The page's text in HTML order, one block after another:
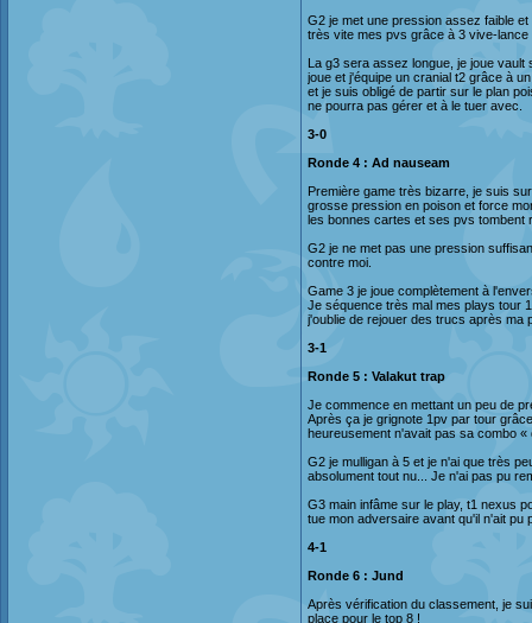
G2 je met une pression assez faible
très vite mes pvs grâce à 3 vive-
La g3 sera assez longue, je joue
joue et j'équipe un cranial t2 grâce à
et je suis obligé de partir sur le plan
ne pourra pas gérer et à le tuer avec.
3-0
Ronde 4 : Ad nauseam
Première game très bizarre, je suis
grosse pression en poison et force
les bonnes cartes et ses pvs tombent
G2 je ne met pas une pression
contre moi.
Game 3 je joue complètement à
Je séquence très mal mes plays tour
j'oublie de rejouer des trucs après ma
3-1
Ronde 5 : Valakut trap
Je commence en mettant un peu de
Après ça je grignote 1pv par tour
heureusement n'avait pas sa combo
G2 je mulligan à 5 et je n'ai que très
absolument tout nu... Je n'ai pas pu
G3 main infâme sur le play, t1 nexus
tue mon adversaire avant qu'il n'ait pu
4-1
Ronde 6 : Jund
Après vérification du classement, je
place pour le top 8 !